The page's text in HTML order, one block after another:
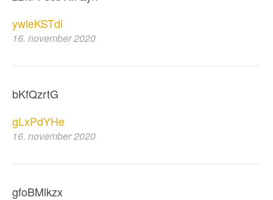
ywleKSTdi
16. november 2020
bKfQzrtG
gLxPdYHe
16. november 2020
gfoBMlkzx